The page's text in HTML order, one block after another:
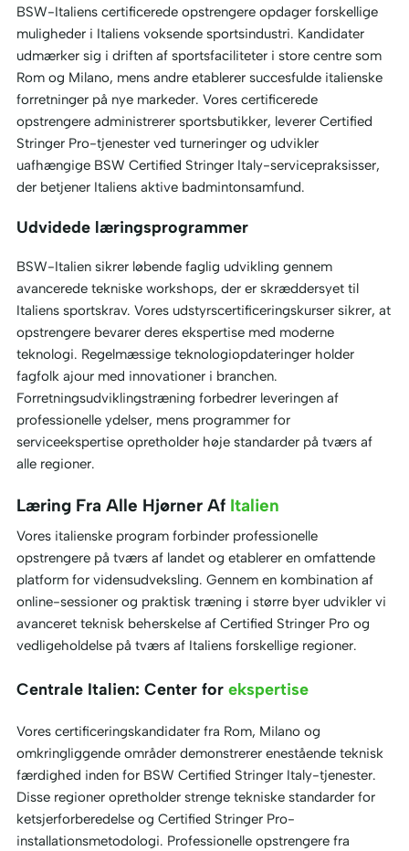
BSW-Italiens certificerede opstrengere opdager forskellige
muligheder i Italiens voksende sportsindustri. Kandidater
udmærker sig i driften af sportsfaciliteter i store centre som
Rom og Milano, mens andre etablerer succesfulde italienske
forretninger på nye markeder. Vores certificerede
opstrengere administrerer sportsbutikker, leverer Certified
Stringer Pro-tjenester ved turneringer og udvikler
uafhængige BSW Certified Stringer Italy-servicepraksisser,
der betjener Italiens aktive badmintonsamfund.
Udvidede læringsprogrammer
BSW-Italien sikrer løbende faglig udvikling gennem
avancerede tekniske workshops, der er skræddersyet til
Italiens sportskrav. Vores udstyrscertificeringskurser sikrer, at
opstrengere bevarer deres ekspertise med moderne
teknologi. Regelmæssige teknologiopdateringer holder
fagfolk ajour med innovationer i branchen.
Forretningsudviklingstræning forbedrer leveringen af
professionelle ydelser, mens programmer for
serviceekspertise opretholder høje standarder på tværs af
alle regioner.
Læring Fra Alle Hjørner Af Italien
Vores italienske program forbinder professionelle
opstrengere på tværs af landet og etablerer en omfattende
platform for vidensudveksling. Gennem en kombination af
online-sessioner og praktisk træning i større byer udvikler vi
avanceret teknisk beherskelse af Certified Stringer Pro og
vedligeholdelse på tværs af Italiens forskellige regioner.
Centrale Italien: Center for ekspertise
Vores certificeringskandidater fra Rom, Milano og
omkringliggende områder demonstrerer enestående teknisk
færdighed inden for BSW Certified Stringer Italy-tjenester.
Disse regioner opretholder strenge tekniske standarder for
ketsjerforberedelse og Certified Stringer Pro-
installationsmetodologi. Professionelle opstrengere fra